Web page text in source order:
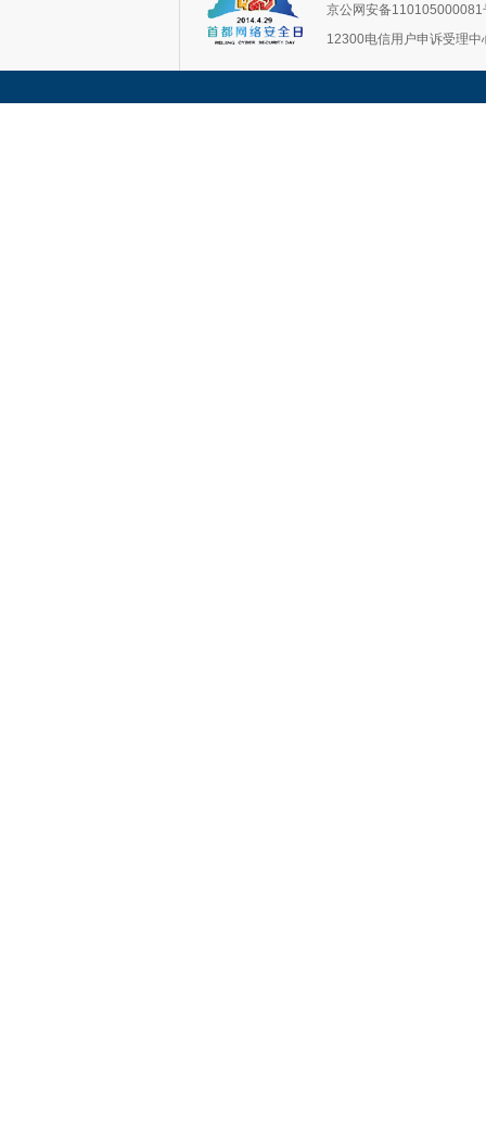
京公网安备110105000081
12300电信用户申诉受理中